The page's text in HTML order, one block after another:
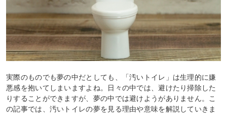
実際のものでも夢の中だとしても、「汚いトイレ」は生理的に嫌
悪感を抱いてしまいますよね。日々の中では、避けたり掃除した
りすることができますが、夢の中では避けようがありません。こ
の記事では、汚いトイレの夢を見る理由や意味を解説していきま